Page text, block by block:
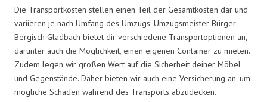
Die Transportkosten stellen einen Teil der Gesamtkosten dar und
variieren je nach Umfang des Umzugs. Umzugsmeister Bürger
Bergisch Gladbach bietet dir verschiedene Transportoptionen an,
darunter auch die Möglichkeit, einen eigenen Container zu mieten.
Zudem legen wir großen Wert auf die Sicherheit deiner Möbel
und Gegenstände. Daher bieten wir auch eine Versicherung an, um
mögliche Schäden während des Transports abzudecken.